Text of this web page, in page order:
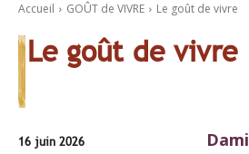
Accueil GOÛT de VIVRE Le goût de vivre
Le goût de vivre
16 juin 2026